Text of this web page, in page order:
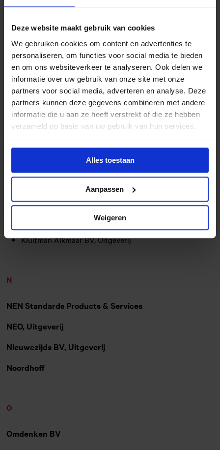
Deze website maakt gebruik van cookies
We gebruiken cookies om content en advertenties te
personaliseren, om functies voor social media te bieden
en om ons websiteverkeer te analyseren. Ook delen we
informatie over uw gebruik van onze site met onze
partners voor social media, adverteren en analyse. Deze
partners kunnen deze gegevens combineren met andere
informatie die u aan ze heeft verstrekt of die ze hebben
verzameld op basis van uw gebruik van hun services.
Alles toestaan
Aanpassen
Weigeren
Marmer BV, Uitgeverij
Maven Publishing
Meander Uitgeverij BV
Vier Windstreken, De
Mediahuis Nederland BV
MEIS & MAAS
Meridiaan Uitgevers BV
Misset Uitgeverij BV
Kluitman Alkmaar BV, Uitgeverij
N
NEN Standards Products & Services
NEO, Uitgeverij
Nieuwezijds BV, Uitgeverij
Noordhoff
O
Omdenken BV